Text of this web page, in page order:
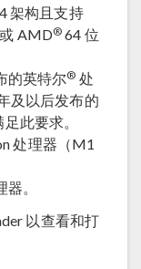
架构且支持
或 AMD® 64 位
的英特尔® 处
及以后发布的
此要求。
处理器（M1
。
以查看和打